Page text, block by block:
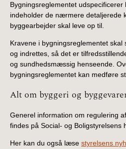
Bygningsreglementet udspecificerer
indeholder de nærmere detaljerede
byggearbejder skal leve op til.
Kravene i bygningsreglementet
og indrettes, så det er
og sundhedsmæssig henseende.
bygningsreglementet kan medføre
Alt om byggeri og
Generel information om regulering
findes på Social- og Boligstyrelsens
Her kan du også læse styrelsens